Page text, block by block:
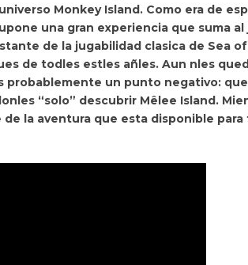
Monkey Island. Como era de
una gran experiencia que suma
de la jugabilidad clasica de Sea
de todles estles añles. Aun nles
probablemente un punto negativo:
“solo” descubrir Mêlee Island.
la aventura que esta disponible